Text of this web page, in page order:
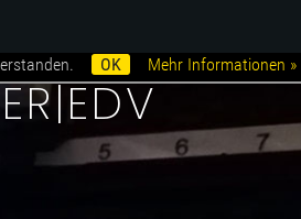
OK Mehr Informationen »